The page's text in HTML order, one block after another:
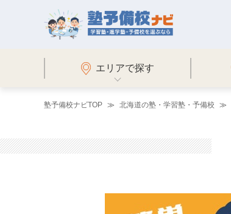
エリアで探す
塾予備校ナビTOP 北海道の塾・学習塾・予備校